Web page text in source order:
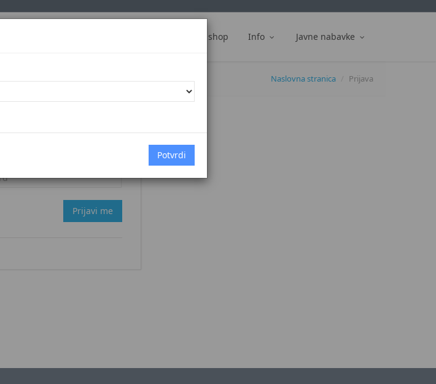
Web shop Info Javne nabavke
Naslovna stranica Prijava
Zaboravljena šifra?
Prijavi me